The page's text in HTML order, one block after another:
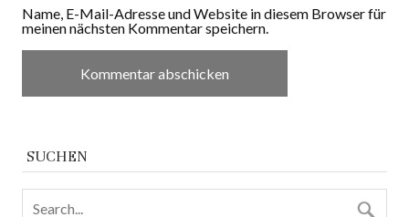
Name, E-Mail-Adresse und Website in diesem Browser für
meinen nächsten Kommentar speichern.
SUCHEN